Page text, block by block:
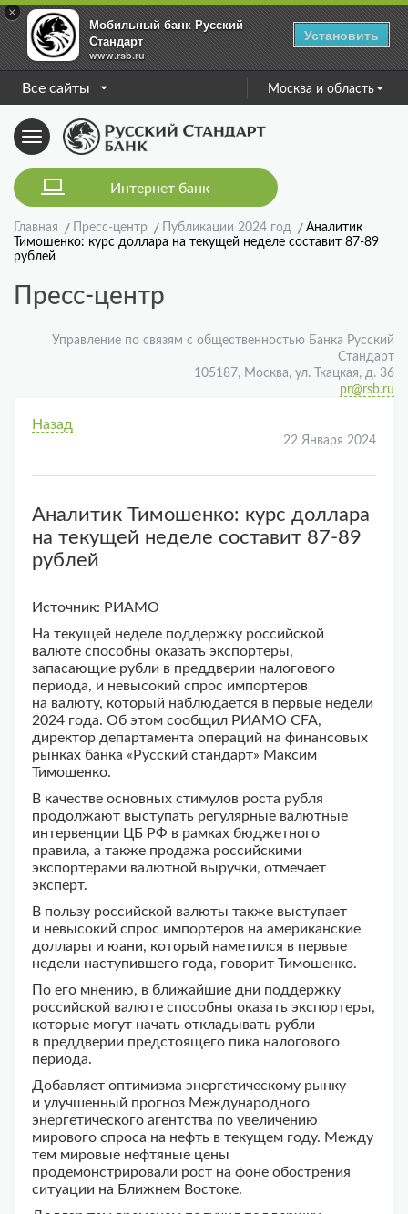
×
Мобильный банк Русский
Стандарт
www.rsb.ru
Установить
Все сайты Москва и область
Toggle
navigation
Интернет банк
Главная Пресс-центр Публикации 2024 год
Аналитик
Тимошенко: курс доллара на текущей неделе составит 87-89
рублей
Пресс-центр
Управление по связям с общественностью Банка Русский
Стандарт
105187, Москва, ул. Ткацкая, д. 36
pr@rsb.ru
Назад
22 Января 2024
Аналитик Тимошенко: курс доллара
на текущей неделе составит 87-89
рублей
Источник: РИАМО
На текущей неделе поддержку российской
валюте способны оказать экспортеры,
запасающие рубли в преддверии налогового
периода, и невысокий спрос импортеров
на валюту, который наблюдается в первые недели
2024 года. Об этом сообщил РИАМО CFA,
директор департамента операций на финансовых
рынках банка «Русский стандарт» Максим
Тимошенко.
В качестве основных стимулов роста рубля
продолжают выступать регулярные валютные
интервенции ЦБ РФ в рамках бюджетного
правила, а также продажа российскими
экспортерами валютной выручки, отмечает
эксперт.
В пользу российской валюты также выступает
и невысокий спрос импортеров на американские
доллары и юани, который наметился в первые
недели наступившего года, говорит Тимошенко.
По его мнению, в ближайшие дни поддержку
российской валюте способны оказать экспортеры,
которые могут начать откладывать рубли
в преддверии предстоящего пика налогового
периода.
Добавляет оптимизма энергетическому рынку
и улучшенный прогноз Международного
энергетического агентства по увеличению
мирового спроса на нефть в текущем году. Между
тем мировые нефтяные цены
продемонстрировали рост на фоне обострения
ситуации на Ближнем Востоке.